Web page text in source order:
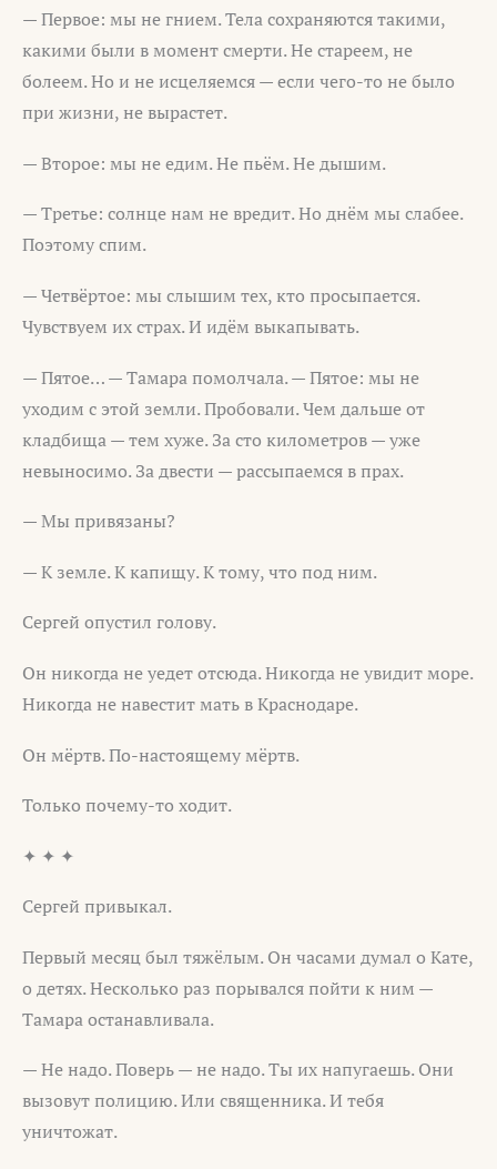
— Первое: мы не гнием. Тела сохраняются такими,
какими были в момент смерти. Не стареем, не
болеем. Но и не исцеляемся — если чего-то не было
при жизни, не вырастет.
— Второе: мы не едим. Не пьём. Не дышим.
— Третье: солнце нам не вредит. Но днём мы слабее.
Поэтому спим.
— Четвёртое: мы слышим тех, кто просыпается.
Чувствуем их страх. И идём выкапывать.
— Пятое… — Тамара помолчала. — Пятое: мы не
уходим с этой земли. Пробовали. Чем дальше от
кладбища — тем хуже. За сто километров — уже
невыносимо. За двести — рассыпаемся в прах.
— Мы привязаны?
— К земле. К капищу. К тому, что под ним.
Сергей опустил голову.
Он никогда не уедет отсюда. Никогда не увидит море.
Никогда не навестит мать в Краснодаре.
Он мёртв. По-настоящему мёртв.
Только почему-то ходит.
✦ ✦ ✦
Сергей привыкал.
Первый месяц был тяжёлым. Он часами думал о Кате,
о детях. Несколько раз порывался пойти к ним —
Тамара останавливала.
— Не надо. Поверь — не надо. Ты их напугаешь. Они
вызовут полицию. Или священника. И тебя
уничтожат.